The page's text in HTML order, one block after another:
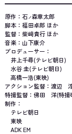
原作：石ノ森章太郎
脚本：福田卓郎 ほか
監督：柴﨑貴行 ほか
音楽：山下康介
プロデューサー：
井上千尋(テレビ朝日)
水谷 圭(テレビ朝日)
高橋一浩(東映)
アクション監督：渡辺
特撮監督：佛田 洋(特撮
制作：
テレビ朝日
東映
ADK EM